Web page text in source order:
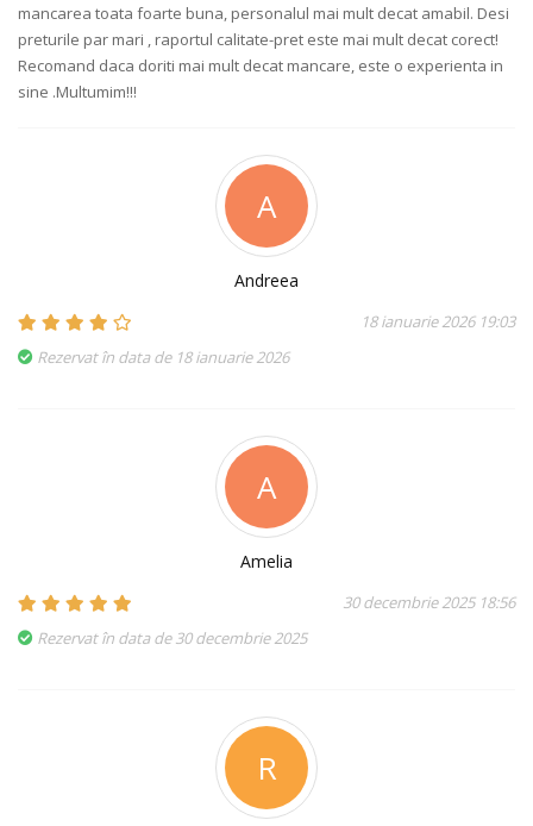
mancarea toata foarte buna, personalul mai mult decat amabil. Desi
preturile par mari , raportul calitate-pret este mai mult decat corect!
Recomand daca doriti mai mult decat mancare, este o experienta in
sine .Multumim!!!
A
Andreea
18 ianuarie 2026 19:03
Rezervat în data de 18 ianuarie 2026
A
Amelia
30 decembrie 2025 18:56
Rezervat în data de 30 decembrie 2025
R